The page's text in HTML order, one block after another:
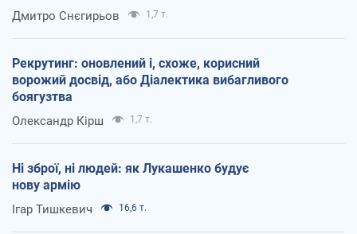
Дмитро Снєгирьов 1,7 т.
Рекрутинг: оновлений і, схоже, корисний
ворожий досвід, або Діалектика вибагливого
боягузтва
Олександр Кірш 1,7 т.
Ні зброї, ні людей: як Лукашенко будує
нову армію
Ігар Тишкевич 16,6 т.